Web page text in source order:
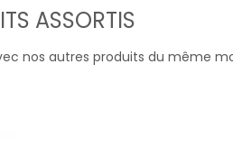
ASSORTIS
nos autres produits du même